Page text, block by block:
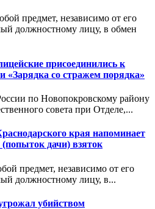
предмет, независимо от его
должностному лицу, в обмен
присоединились к
«Зарядка со стражем порядка»
по Новопокровскому району
совета при Отделе,...
края напоминает
дачи) взяток
предмет, независимо от его
должностному лицу, в...
убийством